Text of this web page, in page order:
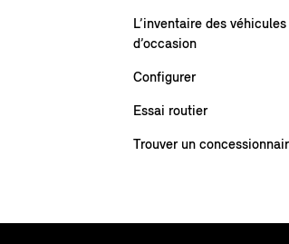
L’inventaire des véhicules
d’occasion
Configurer
Essai routier
Trouver un